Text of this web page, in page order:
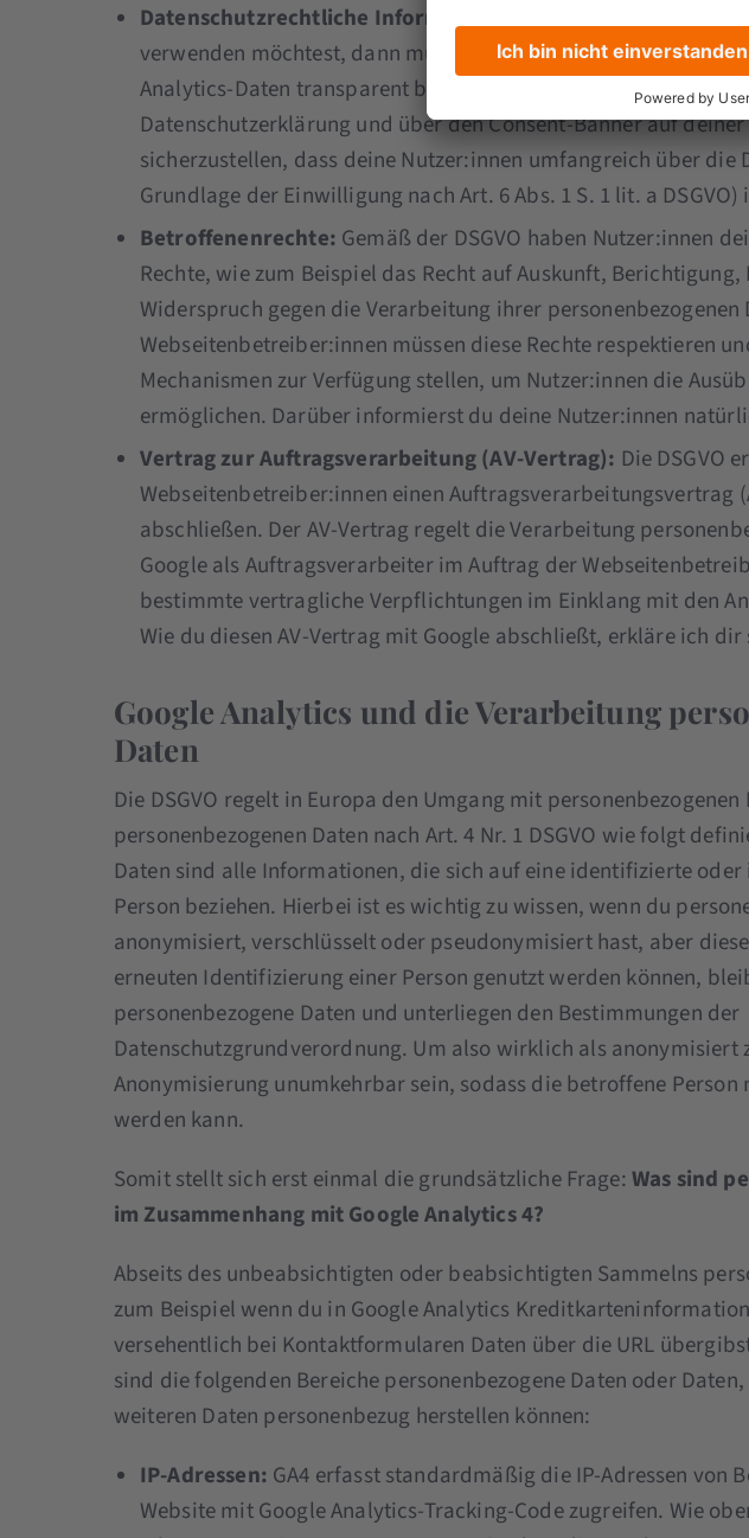
Datenschutzrechtliche Informationen:Wenn du als Website-
verwenden möchtest, dann musst du Informationen über die
Analytics-Daten transparent bereitstellen. Dies sollte in Form
Datenschutzerklärung und über den Consent-Banner auf
sicherzustellen, dass deine Nutzer:innen umfangreich über die
Grundlage der Einwilligung nach Art. 6 Abs. 1 S. 1 lit. a
Betroffenenrechte: Gemäß der DSGVO haben Nutzer:innen
Rechte, wie zum Beispiel das Recht auf Auskunft,
Widerspruch gegen die Verarbeitung ihrer personenbezogenen
Webseitenbetreiber:innen müssen diese Rechte respektieren
Mechanismen zur Verfügung stellen, um Nutzer:innen die
ermöglichen. Darüber informierst du deine Nutzer:innen
Vertrag zur Auftragsverarbeitung (AV-Vertrag): Die DSGVO
Webseitenbetreiber:innen einen Auftragsverarbeitungsvertrag
abschließen. Der AV-Vertrag regelt die Verarbeitung
Google als Auftragsverarbeiter im Auftrag der
bestimmte vertragliche Verpflichtungen im Einklang mit den
Wie du diesen AV-Vertrag mit Google abschließt, erkläre ich dir
Google Analytics und die Verarbeitung
Daten
Die DSGVO regelt in Europa den Umgang mit
personenbezogenen Daten nach Art. 4 Nr. 1 DSGVO wie folgt
Daten sind alle Informationen, die sich auf eine identifizierte
Person beziehen. Hierbei ist es wichtig zu wissen, wenn du
anonymisiert, verschlüsselt oder pseudonymisiert hast, aber
erneuten Identifizierung einer Person genutzt werden können,
personenbezogene Daten und unterliegen den Bestimmungen der
Datenschutzgrundverordnung. Um also wirklich als anonymisiert
Anonymisierung unumkehrbar sein, sodass die betroffene
werden kann.
Somit stellt sich erst einmal die grundsätzliche Frage:Was sind
im Zusammenhang mit Google Analytics 4?
Abseits des unbeabsichtigten oder beabsichtigten Sammelns
zum Beispiel wenn du in Google Analytics
versehentlich bei Kontaktformularen Daten über die URL
sind die folgenden Bereiche personenbezogene Daten oder
weiteren Daten personenbezug herstellen können:
IP-Adressen: GA4 erfasst standardmäßig die IP-Adressen von
Website mit Google Analytics-Tracking-Code zugreifen. Wie